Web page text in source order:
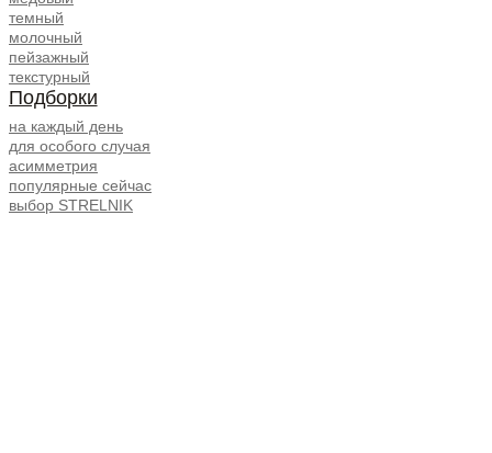
темный
молочный
пейзажный
текстурный
Подборки
на каждый день
для особого случая
асимметрия
популярные сейчас
выбор STRELNIK